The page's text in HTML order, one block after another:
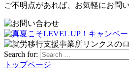
ご不明点があれば、お気軽にお問
Search for:
トップページ